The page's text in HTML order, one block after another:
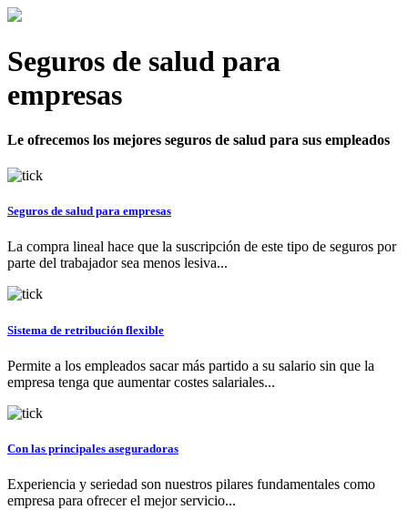
Seguros de salud para
empresas
Le ofrecemos los mejores seguros de salud para sus empleados
Seguros de salud para empresas
La compra lineal hace que la suscripción de este tipo de seguros por
parte del trabajador sea menos lesiva...
Sistema de retribución flexible
Permite a los empleados sacar más partido a su salario sin que la
empresa tenga que aumentar costes salariales...
Con las principales aseguradoras
Experiencia y seriedad son nuestros pilares fundamentales como
empresa para ofrecer el mejor servicio...